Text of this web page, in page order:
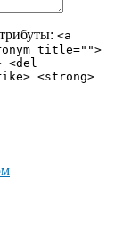
<a
title="">
<del
<strong>